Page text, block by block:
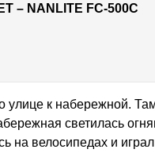
NANLITE FC-500C
к набережной.
светилась
на велосипедах и